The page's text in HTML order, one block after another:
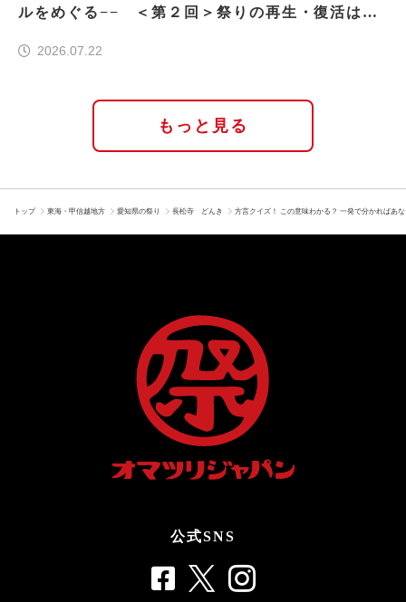
ルをめぐる−− ＜第２回＞祭りの再生・復活はな
2026.07.22
もっと見る
トップ 東海・甲信越地方 愛知県の祭り 長松寺 どんき 方言クイズ！ この意味わかる？ 一発で分かればあ
公式SNS